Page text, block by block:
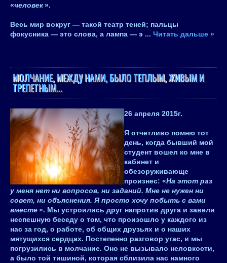
«человек».
Весь мир вокруг — такой театр теней; пальцы
фокусника — это слова, а лампа — э ... Читать дальше »
МОЛЧАНИЕ, МЕЖДУ НАМИ, БЫЛО ТЕПЛЫМ, ЖИВЫМ И
ТРЕПЕТНЫМ...
26 апреля 2015г.
Я отчетливо помню тот
день, когда бывший мой
студент вошел ко мне в
кабинет и
обезоруживающе
произнес: «На этот раз
у меня нет ни вопросов, ни заданий. Мне не нужен ни
совет, ни объяснения. Я просто хочу побыть с вами
вместе». Мы устроились друг напротив друга и завели
неспешную беседу о том, что произошло у каждого из
нас за год, о работе, об общих друзьях и о наших
мятущихся сердцах. Постепенно разговор угас, и мы
погрузились в молчание. Оно не вызывало неловкости,
а было той тишиной, которая сблизила нас намного